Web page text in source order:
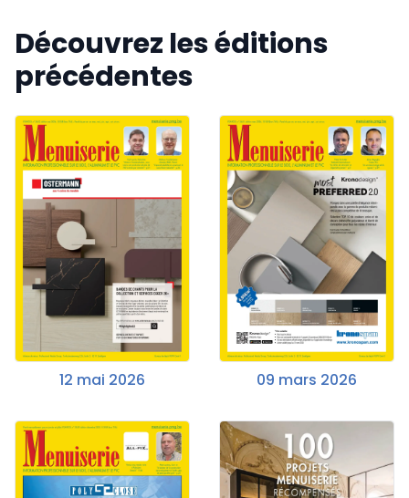
Découvrez les éditions
précédentes
12 mai 2026 09 mars 2026